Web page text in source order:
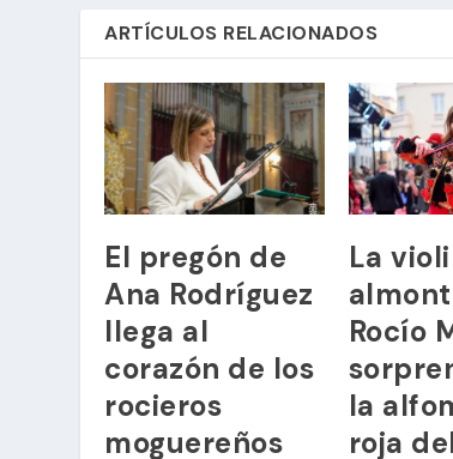
ARTÍCULOS RELACIONADOS
El pregón de
Ana Rodríguez
llega al
corazón de los
rocieros
moguereños
La
Rocío
la
roja